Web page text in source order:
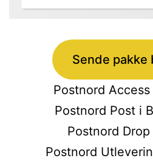
Sende pakke
Postnord Access
Postnord Post i
Postnord Drop
Postnord